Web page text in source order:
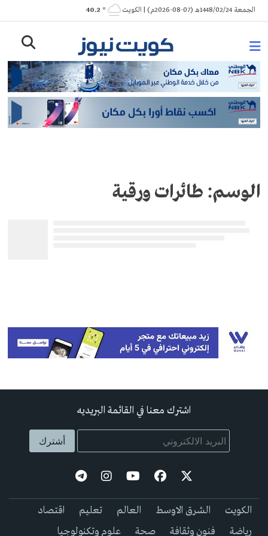
Skip
to
الجمعة 1448/02/24هـ (07-08-2026م) | الكويت ° 40.2
الوسم: طائرات ورقية
اشترك معنا في القائمة البريديه
الكويت الشرق الاوسط العالم تعليم
اقتصاد
رياضة
فنون وثقافة صحة علوم وتكنولوجيا